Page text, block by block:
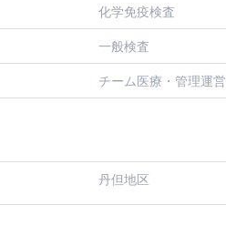
化学免疫検査
一般検査
チーム医療・管理運営
丹但地区